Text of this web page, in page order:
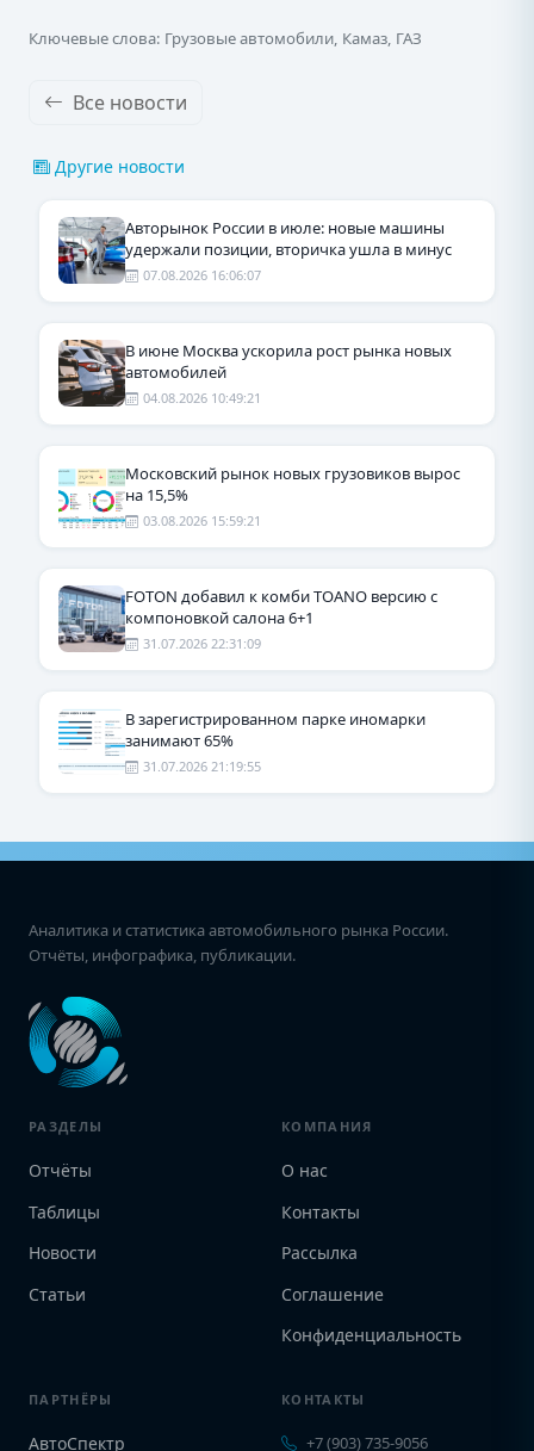
Ключевые слова: Грузовые автомобили, Камаз, ГАЗ
Все новости
Другие новости
Авторынок России в июле: новые машины
удержали позиции, вторичка ушла в минус
07.08.2026 16:06:07
В июне Москва ускорила рост рынка новых
автомобилей
04.08.2026 10:49:21
Московский рынок новых грузовиков вырос
на 15,5%
03.08.2026 15:59:21
FOTON добавил к комби TOANO версию с
компоновкой салона 6+1
31.07.2026 22:31:09
В зарегистрированном парке иномарки
занимают 65%
31.07.2026 21:19:55
Аналитика и статистика автомобильного рынка России.
Отчёты, инфографика, публикации.
РАЗДЕЛЫ
Отчёты
Таблицы
Новости
Статьи
КОМПАНИЯ
О нас
Контакты
Рассылка
Соглашение
Конфиденциальность
ПАРТНЁРЫ
АвтоСпектр
КОНТАКТЫ
+7 (903) 735-9056